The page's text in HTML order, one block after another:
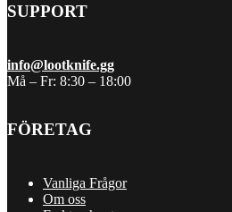
SUPPORT
info@lootknife.gg
Må – Fr: 8:30 – 18:00
FÖRETAG
Vanliga Frågor
Om oss